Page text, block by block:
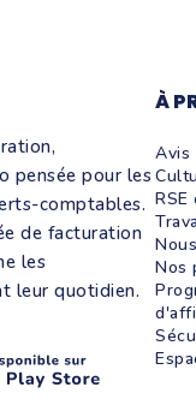
pensée pour les
comptables.
de facturation
les
leur quotidien.
À
Avis
RSE
Nos